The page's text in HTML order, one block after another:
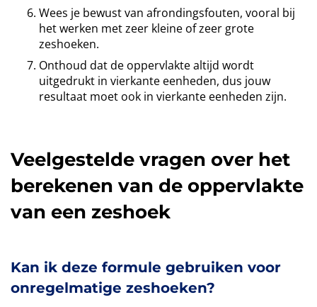
Wees je bewust van afrondingsfouten, vooral bij
het werken met zeer kleine of zeer grote
zeshoeken.
Onthoud dat de oppervlakte altijd wordt
uitgedrukt in vierkante eenheden, dus jouw
resultaat moet ook in vierkante eenheden zijn.
Veelgestelde vragen over het
berekenen van de oppervlakte
van een zeshoek
Kan ik deze formule gebruiken voor
onregelmatige zeshoeken?